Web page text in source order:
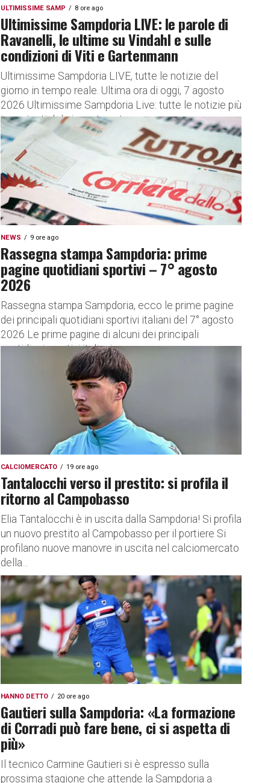
ULTIMISSIME SAMP 8 ore ago
Ultimissime Sampdoria LIVE: le parole di
Ravanelli, le ultime su Vindahl e sulle
condizioni di Viti e Gartenmann
Ultimissime Sampdoria LIVE, tutte le notizie del
giorno in tempo reale. Ultima ora di oggi, 7 agosto
2026 Ultimissime Sampdoria Live: tutte le notizie più
importanti del giorno targate...
NEWS 9 ore ago
Rassegna stampa Sampdoria: prime
pagine quotidiani sportivi – 7° agosto
2026
Rassegna stampa Sampdoria, ecco le prime pagine
dei principali quotidiani sportivi italiani del 7° agosto
2026 Le prime pagine di alcuni dei principali
quotidiani sportivi italiani:...
CALCIOMERCATO 19 ore ago
Tantalocchi verso il prestito: si profila il
ritorno al Campobasso
Elia Tantalocchi è in uscita dalla Sampdoria! Si profila
un nuovo prestito al Campobasso per il portiere Si
profilano nuove manovre in uscita nel calciomercato
della...
HANNO DETTO 20 ore ago
Gautieri sulla Sampdoria: «La formazione
di Corradi può fare bene, ci si aspetta di
più»
Il tecnico Carmine Gautieri si è espresso sulla
prossima stagione che attende la Sampdoria a